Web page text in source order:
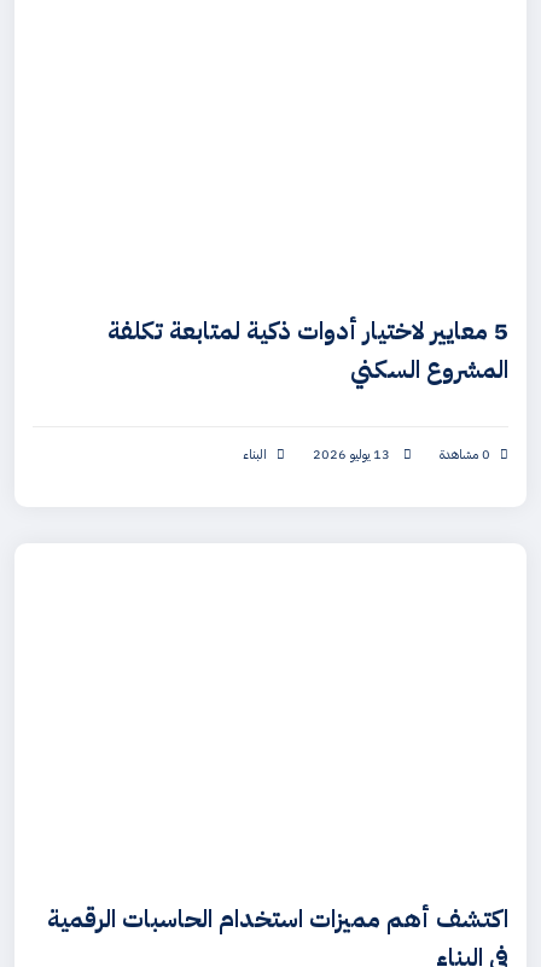
5 معايير لاختيار أدوات ذكية لمتابعة تكلفة
المشروع السكني
0 مشاهدة البناء
اكتشف أهم مميزات استخدام الحاسبات الرقمية
في البناء